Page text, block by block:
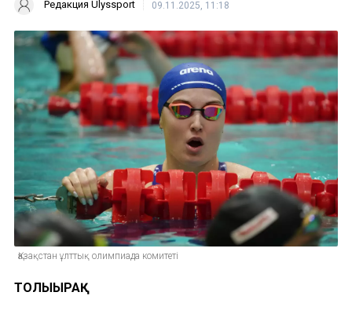
Редакция Ulyssport 09.11.2025, 11:18
Қазақстан ұлттық олимпиада комитеті
ТОЛЫҒЫРАҚ